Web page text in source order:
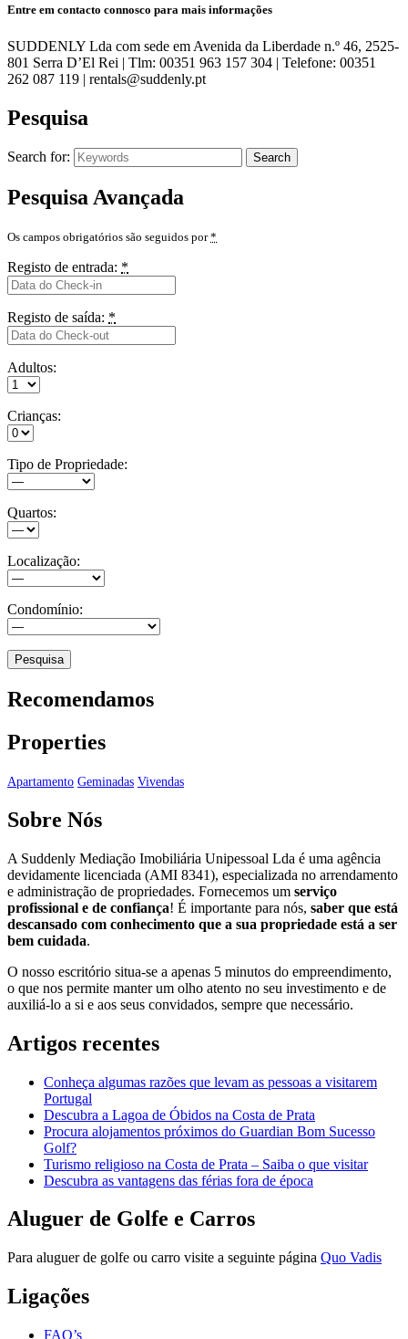
Entre em contacto connosco para mais informações
SUDDENLY Lda com sede em Avenida da Liberdade n.º 46, 2525-
801 Serra D’El Rei | Tlm: 00351 963 157 304 | Telefone: 00351
262 087 119 | rentals@suddenly.pt
Pesquisa
Search for: Search
Pesquisa Avançada
Os campos obrigatórios são seguidos por*
Registo de entrada: *
Registo de saída: *
Adultos:
Crianças:
Tipo de Propriedade:
Quartos:
Localização:
Condomínio:
Recomendamos
Properties
Apartamento Geminadas Vivendas
Sobre Nós
A Suddenly Mediação Imobiliária Unipessoal Lda é uma agência
devidamente licenciada (AMI 8341), especializada no arrendamento
e administração de propriedades. Fornecemos um serviço
profissional e de confiança! É importante para nós, saber que está
descansado com conhecimento que a sua propriedade está a ser
bem cuidada.
O nosso escritório situa-se a apenas 5 minutos do empreendimento,
o que nos permite manter um olho atento no seu investimento e de
auxiliá-lo a si e aos seus convidados, sempre que necessário.
Artigos recentes
Conheça algumas razões que levam as pessoas a visitarem
Portugal
Descubra a Lagoa de Óbidos na Costa de Prata
Procura alojamentos próximos do Guardian Bom Sucesso
Golf?
Turismo religioso na Costa de Prata – Saiba o que visitar
Descubra as vantagens das férias fora de época
Aluguer de Golfe e Carros
Para aluguer de golfe ou carro visite a seguinte página Quo Vadis
Ligações
FAQ’s